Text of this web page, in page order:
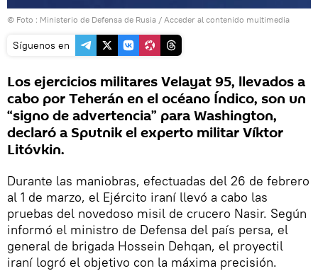
© Foto : Ministerio de Defensa de Rusia / Acceder al contenido multimedia
Síguenos en
Los ejercicios militares Velayat 95, llevados a
cabo por Teherán en el océano Índico, son un
“signo de advertencia” para Washington,
declaró a Sputnik el experto militar Víktor
Litóvkin.
Durante las maniobras, efectuadas del 26 de febrero
al 1 de marzo, el Ejército iraní llevó a cabo las
pruebas del novedoso misil de crucero Nasir. Según
informó el ministro de Defensa del país persa, el
general de brigada Hossein Dehqan, el proyectil
iraní logró el objetivo con la máxima precisión.